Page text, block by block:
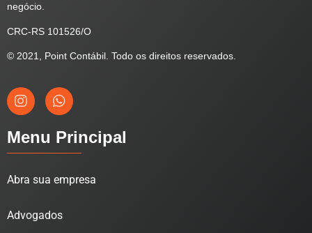
negócio.
CRC-RS 101526/O
© 2021, Point Contábil. Todo os direitos reservados.
Menu Principal
Abra sua empresa
Advogados